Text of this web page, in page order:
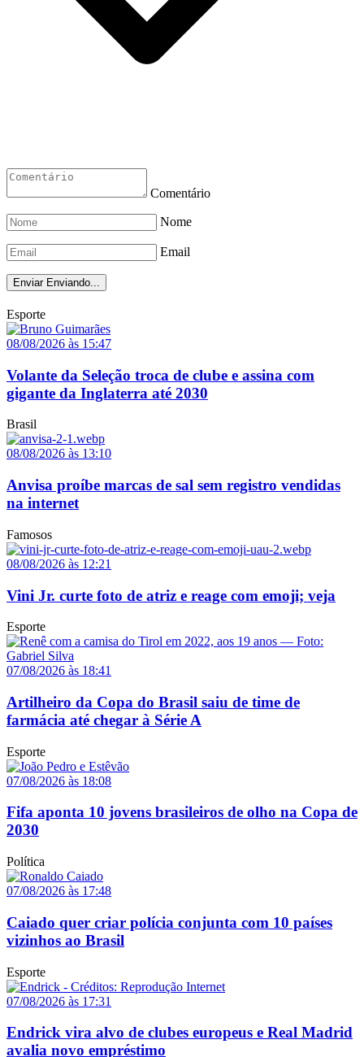
Comentário
Nome
Email
Enviar Enviando...
Esporte
08/08/2026 às 15:47
Volante da Seleção troca de clube e assina com
gigante da Inglaterra até 2030
Brasil
08/08/2026 às 13:10
Anvisa proíbe marcas de sal sem registro vendidas
na internet
Famosos
08/08/2026 às 12:21
Vini Jr. curte foto de atriz e reage com emoji; veja
Esporte
07/08/2026 às 18:41
Artilheiro da Copa do Brasil saiu de time de
farmácia até chegar à Série A
Esporte
07/08/2026 às 18:08
Fifa aponta 10 jovens brasileiros de olho na Copa de
2030
Política
07/08/2026 às 17:48
Caiado quer criar polícia conjunta com 10 países
vizinhos ao Brasil
Esporte
07/08/2026 às 17:31
Endrick vira alvo de clubes europeus e Real Madrid
avalia novo empréstimo